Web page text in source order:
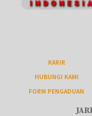
KARIR
HUBUNGI KAMI
FORM PENGADUAN